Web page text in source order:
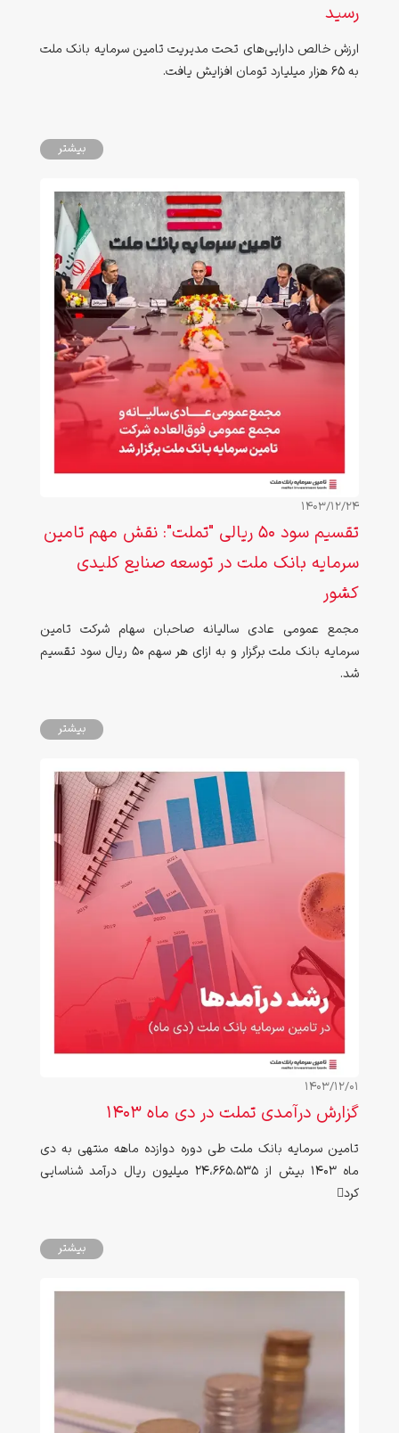
رسید
ارزش خالص دارایی‌های تحت مدیریت تامین سرمایه بانک ملت
به 65 هزار میلیارد تومان افزایش یافت.
بیشتر
1403/12/24
تقسیم سود 50 ریالی "تملت": نقش مهم تامین
سرمایه بانک ملت در توسعه صنایع کلیدی
کشور
مجمع عمومی عادی سالیانه صاحبان سهام شرکت تامین
سرمایه بانک ملت برگزار و به ازای هر سهم 50 ریال سود تقسیم
شد.
بیشتر
1403/12/01
گزارش درآمدی تملت در دی ماه ۱۴۰۳
تامین سرمایه بانک ملت طی دوره دوازده ماهه منتهی به دی
ماه ۱۴۰۳ بیش از 24،665،535 میلیون ریال درآمد شناسایی
کرد
بیشتر